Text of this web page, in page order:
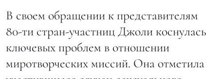
В своем обращении к представителям
80-ти стран-участниц Джоли коснулась
ключевых проблем в отношении
миротворческих миссий. Она отметила